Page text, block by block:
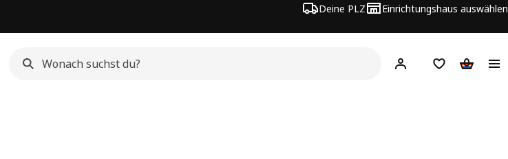
Deine PLZ Einrichtungshaus auswählen
Hej! Jetzt anmelden.
Einkaufsliste